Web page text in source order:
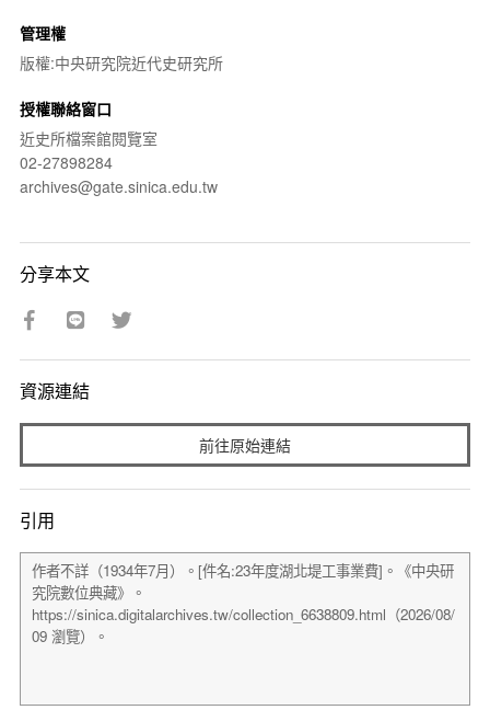
管理權
版權:中央研究院近代史研究所
授權聯絡窗口
近史所檔案館閱覽室
02-27898284
archives@gate.sinica.edu.tw
分享本文
資源連結
前往原始連結
引用